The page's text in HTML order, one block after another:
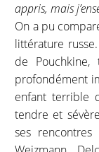
appris, mais
On a pu
littérature
de
profondément
enfant terrible
tendre et
ses rencontres